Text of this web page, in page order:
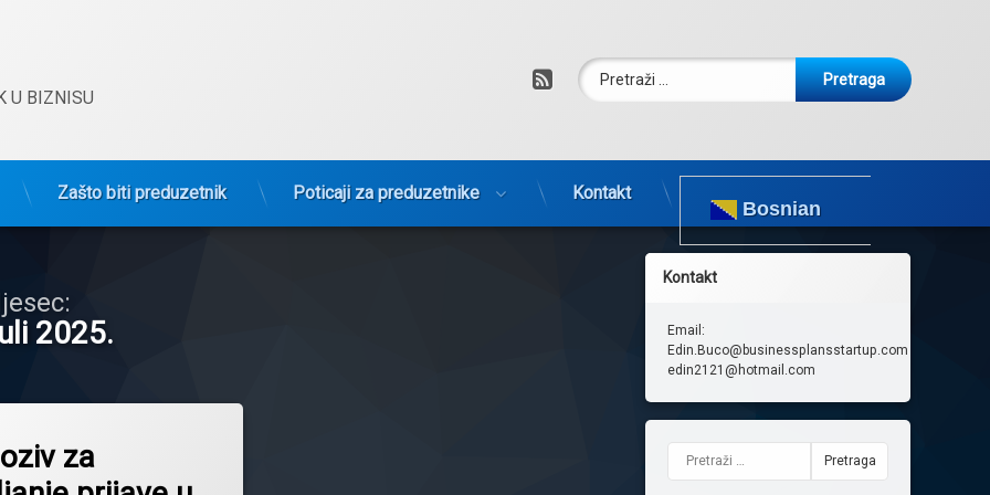
U BIZNISU
RSSPretraga:
Zašto biti preduzetnik Poticaji za preduzetnike Kontakt
Bosnian
2025.
za
Kontakt
Email:
Edin.Buco@businessplansstartup.com
edin2121@hotmail.com